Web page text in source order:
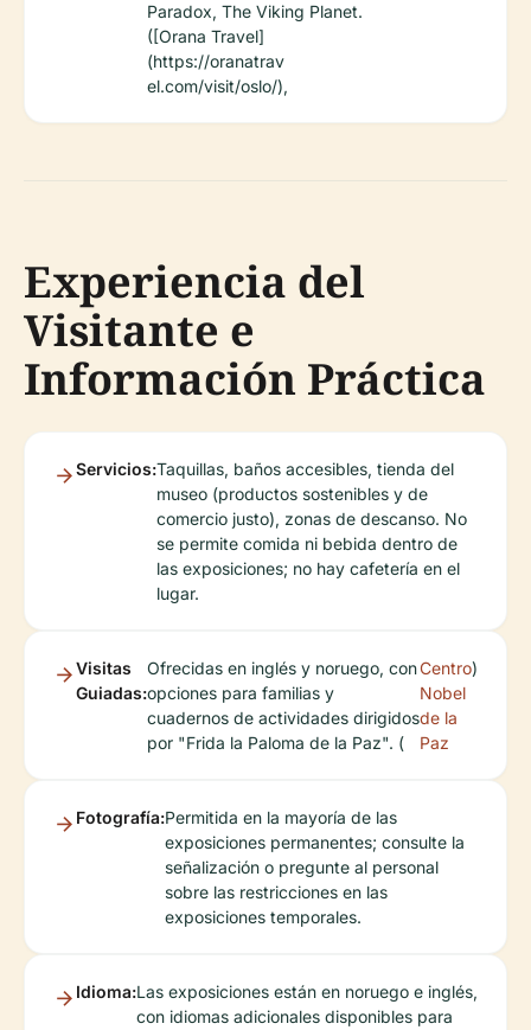
Paradox, The Viking Planet.
([Orana Travel]
(https://oranatrav
el.com/visit/oslo/),
Experiencia del
Visitante e
Información Práctica
Servicios:Taquillas, baños accesibles, tienda del
museo (productos sostenibles y de
comercio justo), zonas de descanso. No
se permite comida ni bebida dentro de
las exposiciones; no hay cafetería en el
lugar.
Visitas
Guiadas:
Ofrecidas en inglés y noruego, con
opciones para familias y
cuadernos de actividades dirigidos
por "Frida la Paloma de la Paz". (
Centro
Nobel
de la
Paz
)
Fotografía:Permitida en la mayoría de las
exposiciones permanentes; consulte la
señalización o pregunte al personal
sobre las restricciones en las
exposiciones temporales.
Idioma:Las exposiciones están en noruego e inglés,
con idiomas adicionales disponibles para